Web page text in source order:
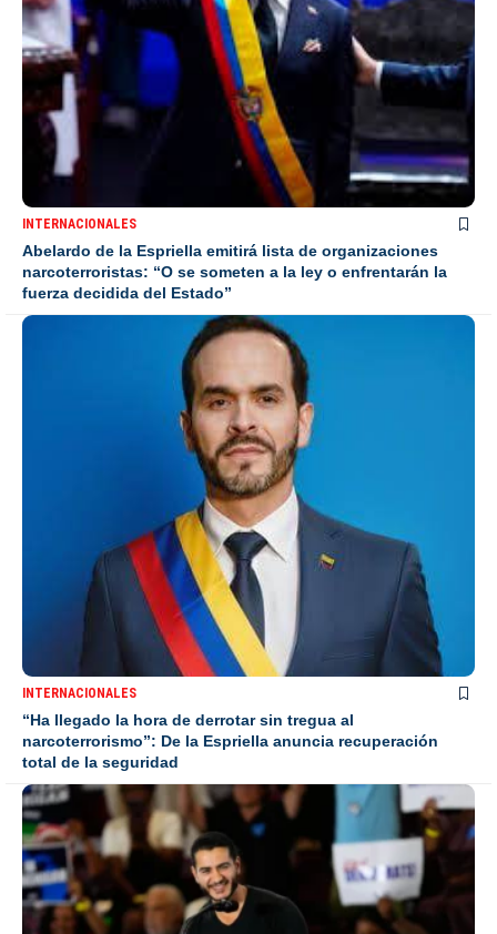
INTERNACIONALES
Abelardo de la Espriella emitirá lista de organizaciones
narcoterroristas: “O se someten a la ley o enfrentarán la
fuerza decidida del Estado”
INTERNACIONALES
“Ha llegado la hora de derrotar sin tregua al
narcoterrorismo”: De la Espriella anuncia recuperación
total de la seguridad